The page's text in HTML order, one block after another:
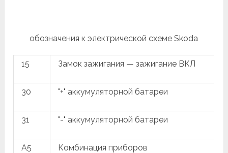
обозначения к электрической схеме Skoda
15 Замок зажигания — зажигание ВКЛ
30 "+" аккумуляторной батареи
31 "-" аккумуляторной батареи
A5 Комбинация приборов